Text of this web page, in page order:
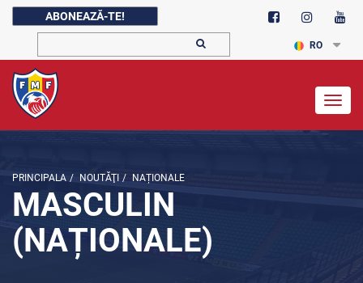
ABONEAZĂ-TE!
RO
PRINCIPALA / NOUTĂŢI / NAȚIONALE
MASCULIN
(NAȚIONALE)